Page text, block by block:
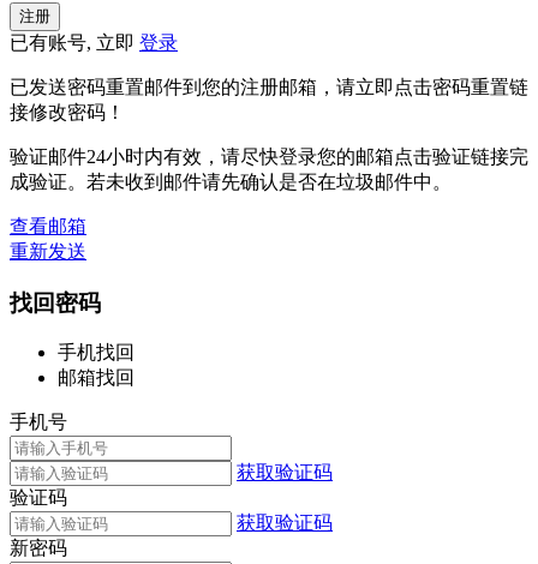
已有账号, 立即 登录
已发送密码重置邮件到您的注册邮箱，请立即点击密码重置链
接修改密码！
验证邮件24小时内有效，请尽快登录您的邮箱点击验证链接完
成验证。若未收到邮件请先确认是否在垃圾邮件中。
查看邮箱
重新发送
找回密码
手机找回
邮箱找回
手机号
获取验证码
验证码
获取验证码
新密码